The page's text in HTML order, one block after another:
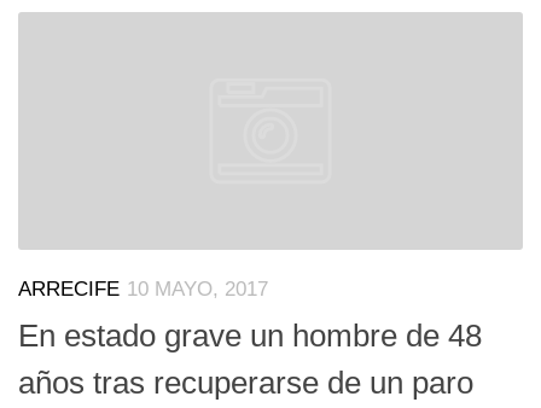
ARRECIFE 10 MAYO, 2017
En estado grave un hombre de 48
años tras recuperarse de un paro